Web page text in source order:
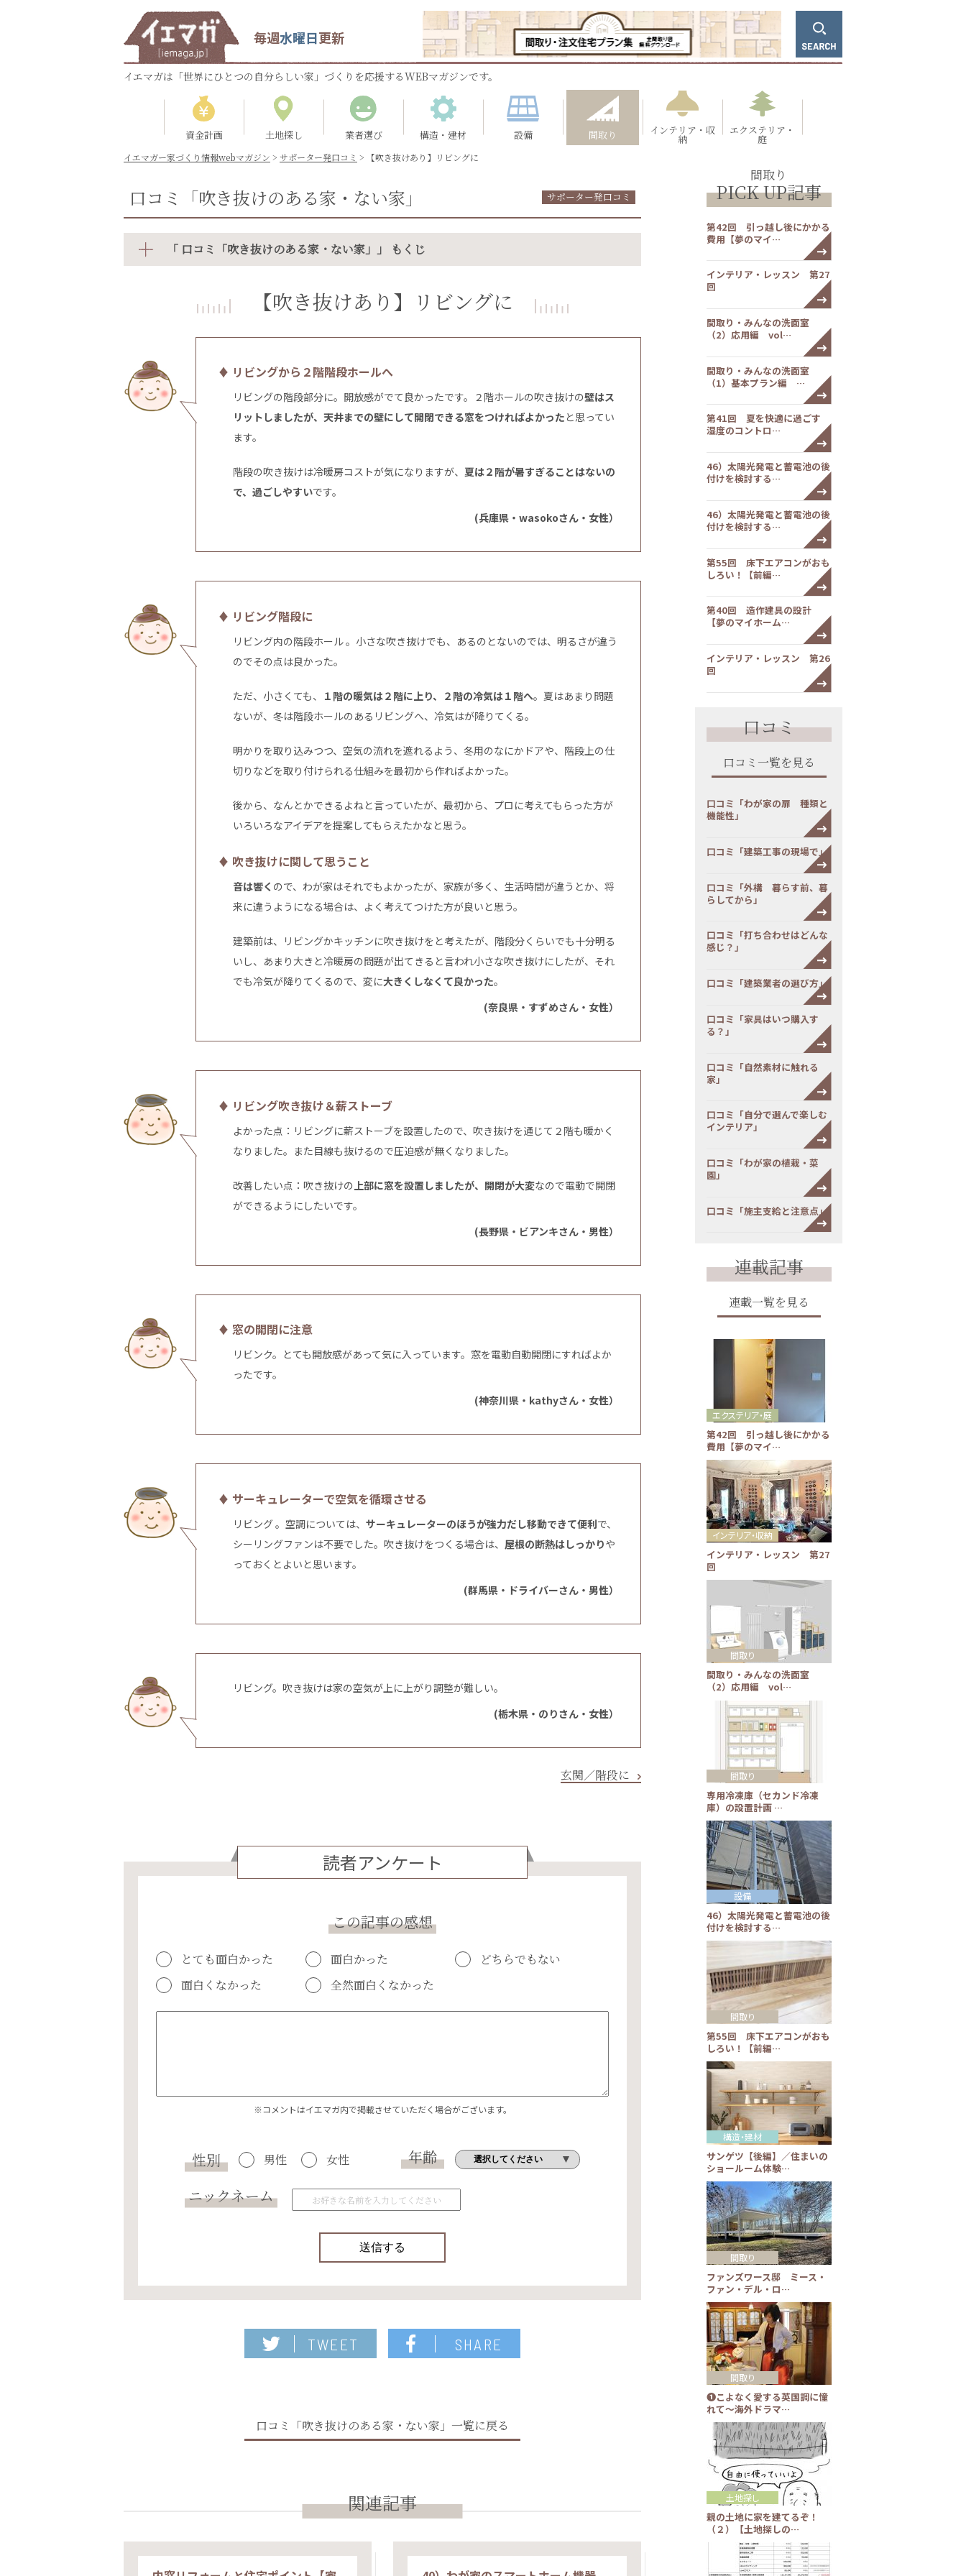
毎週水曜日更新
イエマガは「世界にひとつの自分らしい家」づくりを応援するWEBマガジンです。
資金計画 土地探し 業者選び 構造・建材 設備 間取り インテリア・収
納
エクステリア・
庭
イエマガー家づくり情報webマガジン > サポーター発口コミ > 【吹き抜けあり】リビングに
口コミ「吹き抜けのある家・ない家」 サポーター発口コミ
「 口コミ「吹き抜けのある家・ない家」」 もくじ
【吹き抜けあり】リビングに
♦ リビングから２階階段ホールへ
リビングの階段部分に。開放感がでて良かったです。２階ホールの吹き抜けの壁はス
リットしましたが、天井までの壁にして開閉できる窓をつければよかった と思ってい
ます。
階段の吹き抜けは冷暖房コストが気になりますが、 夏は２階が暑すぎることはないの
で、過ごしやすいです。
(兵庫県・wasokoさん・女性）
♦ リビング階段に
リビング内の階段ホール 。小さな吹き抜けでも、あるのとないのでは、明るさが違う
のでその点は良かった。
ただ、小さくても、 １階の暖気は２階に上り、２階の冷気は１階へ。夏はあまり問題
ないが、冬は階段ホールのあるリビングへ、冷気はが降りてくる。
明かりを取り込みつつ、空気の流れを遮れるよう、冬用のなにかドアや、階段上の仕
切りなどを取り付けられる仕組みを最初から作ればよかった。
後から、なんとかできるよねと言っていたが、最初から、プロに考えてもらった方が
いろいろなアイデアを提案してもらえたかなと思う。
♦ 吹き抜けに関して思うこと
音は響く ので、わが家はそれでもよかったが、家族が多く、生活時間が違うとか、将
来に違うようになる場合は、よく考えてつけた方が良いと思う。
建築前は、リビングかキッチンに吹き抜けをと考えたが、階段分くらいでも十分明る
いし、あまり大きと冷暖房の問題が出てきると言われ小さな吹き抜けにしたが、それ
でも冷気が降りてくるので、変に大きくしなくて良かった。
(奈良県・すずめさん・女性）
♦ リビング吹き抜け＆薪ストーブ
よかった点：リビングに薪ストーブを設置したので、吹き抜けを通じて２階も暖かく
なりました。また目線も抜けるので圧迫感が無くなりました。
改善したい点：吹き抜けの 上部に窓を設置しましたが、開閉が大変なので電動で開閉
ができるようにしたいです。
(長野県・ビアンキさん・男性）
♦ 窓の開閉に注意
リビンク。とても開放感があって気に入っています。窓を電動自動開閉にすればよか
ったです。
(神奈川県・kathyさん・女性）
♦ サーキュレーターで空気を循環させる
リビング 。空調については、 サーキュレーターのほうが強力だし移動できて便利で、
シーリングファンは不要でした。吹き抜けをつくる場合は、 屋根の断熱はしっかりや
っておくとよいと思います。
(群馬県・ドライバーさん・男性）
リビング。吹き抜けは家の空気が上に上がり調整が難しい。
(栃木県・のりさん・女性）
玄関／階段に
読者アンケート
この記事の感想
とても面白かった 面白かった
どちらでもない
面白くなかった
全然面白くなかった
※コメントはイエマガ内で掲載させていただく場合がございます。
性別 男性 女性
年齢
ニックネーム
TWEET SHARE
口コミ「吹き抜けのある家・ない家」一覧に戻る
関連記事
間取り
PICK UP記事
第42回 引っ越し後にかかる
費用【夢のマイ…
インテリア・レッスン 第27
回
間取り・みんなの洗面室
（2）応用編 vol…
間取り・みんなの洗面室
（1）基本プラン編 …
第41回 夏を快適に過ごす
湿度のコントロ…
46）太陽光発電と蓄電池の後
付けを検討する…
46）太陽光発電と蓄電池の後
付けを検討する…
第55回 床下エアコンがおも
しろい！【前編…
第40回 造作建具の設計
【夢のマイホーム…
インテリア・レッスン 第26
回
口コミ
口コミ一覧を見る
口コミ「わが家の扉 種類と
機能性」
口コミ「建築工事の現場で」
口コミ「外構 暮らす前、暮
らしてから」
口コミ「打ち合わせはどんな
感じ？」
口コミ「建築業者の選び方」
口コミ「家具はいつ購入す
る？」
口コミ「自然素材に触れる
家」
口コミ「自分で選んで楽しむ
インテリア」
口コミ「わが家の植栽・菜
園」
口コミ「施主支給と注意点」
連載記事
連載一覧を見る
第42回 引っ越し後にかかる
費用【夢のマイ…
エクステリア・庭
インテリア・レッスン 第27
回
インテリア・収納
間取り・みんなの洗面室
（2）応用編 vol…
間取り
専用冷凍庫（セカンド冷凍
庫）の設置計画 …
間取り
46）太陽光発電と蓄電池の後
付けを検討する…
設備
第55回 床下エアコンがおも
しろい！【前編…
間取り
サンゲツ【後編】／住まいの
ショールーム体験…
構造・建材
ファンズワース邸 ミース・
ファン・デル・ロ…
間取り
❶こよなく愛する英国調に憧
れて～海外ドラマ…
間取り
親の土地に家を建てるぞ！
（２）【土地探しの…
土地探し